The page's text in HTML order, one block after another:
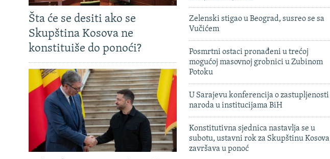
Šta će se desiti ako se
Skupština Kosova ne
konstituiše do ponoći?
Zelenski stigao u Beograd, susreo se sa
Vučićem
Posmrtni ostaci pronađeni u trećoj
mogućoj masovnoj grobnici u Zubinom
Potoku
U Sarajevu konferencija o zastupljenosti
naroda u institucijama BiH
Konstitutivna sjednica nastavlja se u
subotu, ustavni rok za Skupštinu Kosova
završava u ponoć